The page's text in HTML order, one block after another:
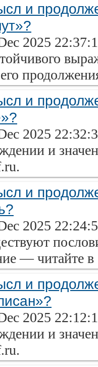
и
2025
и
2025
и
и
2025
— читайте в
и
2025
и